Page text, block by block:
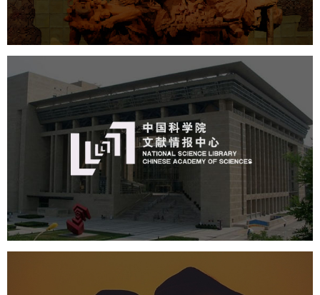
公司展厅设计
北京展厅设计 产品展厅设计
中国科学院文献情报中心
网站建设
数字博物馆建设
展厅空间设计
产品展厅设计